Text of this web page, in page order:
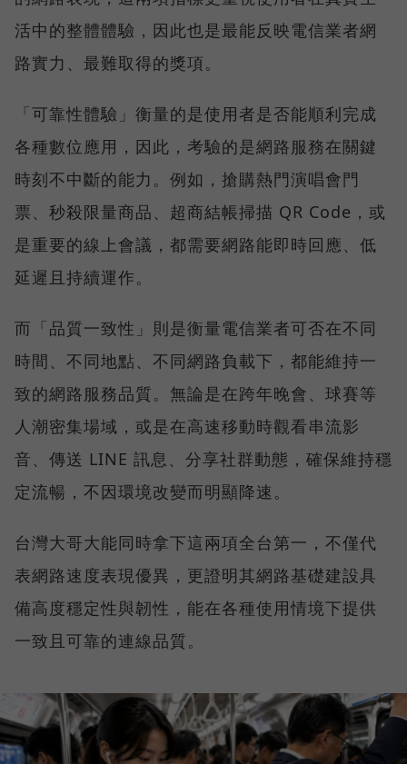
活中的整體體驗，因此也是最能反映電信業者網
路實力、最難取得的獎項。
「可靠性體驗」衡量的是使用者是否能順利完成
各種數位應用，因此，考驗的是網路服務在關鍵
時刻不中斷的能力。例如，搶購熱門演唱會門
票、秒殺限量商品、超商結帳掃描 QR Code，或
是重要的線上會議，都需要網路能即時回應、低
延遲且持續運作。
而「品質一致性」則是衡量電信業者可否在不同
時間、不同地點、不同網路負載下，都能維持一
致的網路服務品質。無論是在跨年晚會、球賽等
人潮密集場域，或是在高速移動時觀看串流影
音、傳送 LINE 訊息、分享社群動態，確保維持穩
定流暢，不因環境改變而明顯降速。
台灣大哥大能同時拿下這兩項全台第一，不僅代
表網路速度表現優異，更證明其網路基礎建設具
備高度穩定性與韌性，能在各種使用情境下提供
一致且可靠的連線品質。